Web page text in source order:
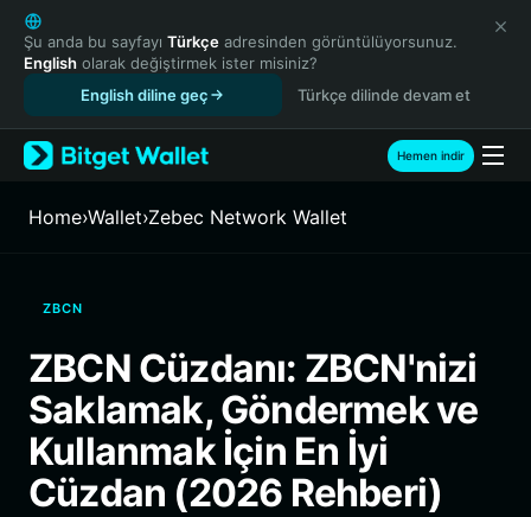
English
日本語
Tiếng Việt
Español (Latinoamérica)
Türkçe
Français
繁體中文
Bahasa Indonesia
ภาษาไทย
हिन्दी
Español
Português (Brasil)
Şu anda bu sayfayı Türkçe adresinden görüntülüyorsunuz.
English olarak değiştirmek ister misiniz?
English diline geç
Türkçe dilinde devam et
Hemen indir
Home›Wallet›Zebec Network Wallet
ZBCN
ZBCN Cüzdanı: ZBCN'nizi
Saklamak, Göndermek ve
Kullanmak İçin En İyi
Cüzdan (2026 Rehberi)